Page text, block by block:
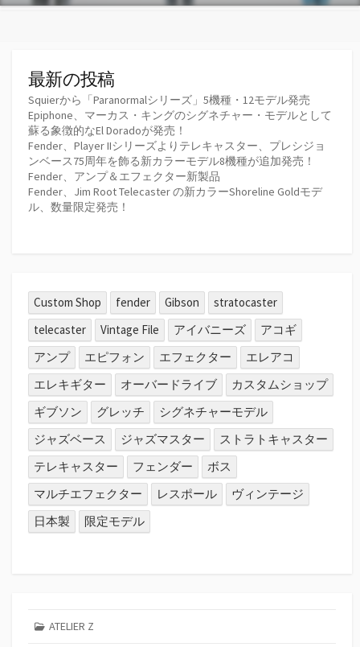
最新の投稿
Squierから「Paranormalシリーズ」5機種・12モデル発売
Epiphone、マーカス・キングのシグネチャー・モデルとして
蘇る象徴的なEl Doradoが発売！
Fender、Player IIシリーズよりテレキャスター、プレシジョ
ンベース75周年を飾る新カラーモデル8機種が追加発売！
Fender、アンプ＆エフェクター新製品
Fender、Jim Root Telecaster の新カラーShoreline Goldモデ
ル、数量限定発売！
Custom Shop fender Gibson
stratocaster
telecaster
Vintage File アイバニーズ
アコギ
アンプ
エピフォン エフェクター
エレアコ
エレキギター
オーバードライブ
カスタムショップ
ギブソン
グレッチ
シグネチャーモデル
ジャズベース
ジャズマスター
ストラトキャスター
テレキャスター
フェンダー
ボス
マルチエフェクター
レスポール
ヴィンテージ
日本製
限定モデル
ATELIER Z